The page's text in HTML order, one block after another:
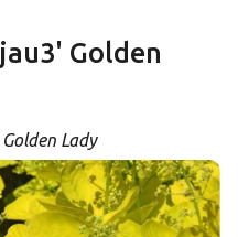
Golden
Lady